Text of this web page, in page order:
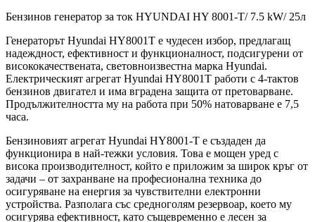
Бензинов генератор за ток HYUNDAI HY 8001-Т/ 7.5 kW/ 25л
Генераторът Hyundai HY8001T е чудесен избор, предлагащ
надеждност, ефективност и функционалност, подсигурени от
висококачествената, световноизвестна марка Hyundai.
Електрическият агрегат Hyundai HY8001T работи с 4-тактов
бензинов двигател и има вградена защита от претоварване.
Продължителността му на работа при 50% натоварване е 7,5
часа.
Бензиновият агрегат Hyundai HY8001-T е създаден да
функционира в най-тежки условия. Това е мощен уред с
висока производителност, който е приложим за широк кръг от
задачи – от захранване на професионална техника до
осигуряване на енергия за чувствителни електронни
устройства. Разполага със средноголям резервоар, което му
осигурява ефективност, като същевременно е лесен за